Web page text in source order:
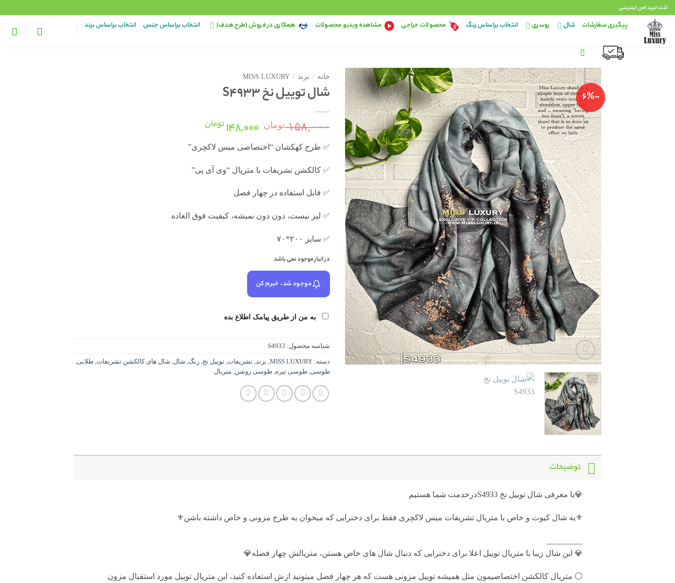
Skip
content
لذت خرید امن اینترنتی
پیگیری سفارشات شال روسری انتخاب براساس رنگ محصولات حراجی مشاهده ویدیو محصولات همکاری در فروش (طرح هدف) انتخاب براساس جنس انتخاب براساس برند
-6%
خانه / برند /
MISS LUXURY
شال توییل نخ S4933
۱۵۸,۰۰۰ تومان قیمت
اصلی:
۱۵۸,۰۰۰ تومان
بود.
۱۴۸,۰۰۰تومانقیمت
۱۴۸,۰۰۰ تومان.
✅ طرح کهکشان “اختصاصی میس لاکچری”
✅ کالکشن تشریفات با متریال “وی آی پی”
✅ قابل استفاده در چهار فصل
✅ لیز نیست، دون دون نمیشه، کیفیت فوق العاده
✅ سایز ۲۰۰*۷۰
در انبار موجود نمی باشد
موجود شد، خبرم کن
به من از طریق پیامک اطلاع بده
شناسه محصول: S4933
دسته: MISS LUXURY برند تشریفات توییل نخ رنگ شال شال های کالکشن تشریفات طلایی
طوسی طوسی تیره طوسی روشن متریال
توضیحات
💎با معرفی شال توییل نخ S4933درخدمت شما هستیم
⚜️یه شال کیوت و خاص با متریال تشریفات میس لاکچری فقط برای دخترایی که میخوان یه طرح مزونی و خاص داشته باشن⚜️
💎 این شال زیبا با متریال توییل اعلا برای دخترایی که دنبال شال های خاص هستن، متریالش چهار فصله💎
⚪️ متریال کالکشن اختصاصیمون مثل همیشه توییل مزونی هست که هر چهار فصل میتونید ازش استفاده کنید، این متریال توییل مورد استقبال مزون